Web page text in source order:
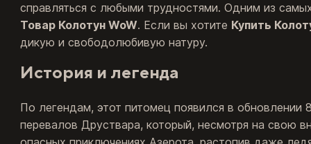
справляться с любыми трудностями. Одним из
Товар Колотун WoW. Если вы хотите Купить
дикую и свободолюбивую натуру.
История и легенда
По легендам, этот питомец появился в
перевалов Друствара, который, несмотря на свою